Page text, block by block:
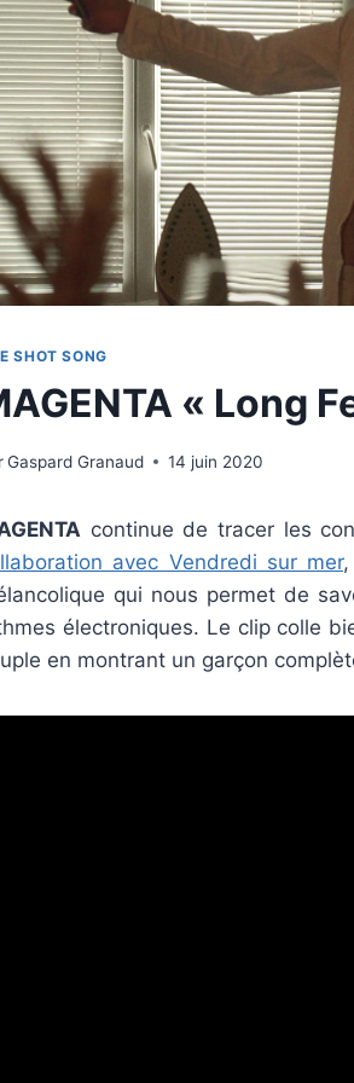
SHOT SONG
« Long
Gaspard Granaud 14 juin 2020
continue de tracer les
avec Vendredi sur mer,
qui nous permet de
électroniques. Le clip colle
en montrant un garçon